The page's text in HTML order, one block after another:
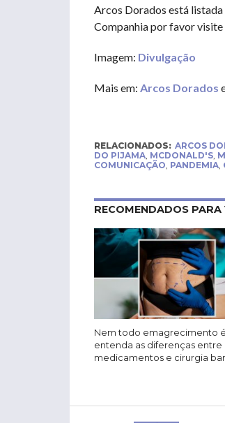
Arcos Dorados está listada
Companhia por favor visite
Imagem: Divulgação
Mais em: Arcos Dorados
RELACIONADOS: ARCOS
DO PIJAMA, MCDONALD'S,
COMUNICAÇÃO, PANDEMIA,
RECOMENDADOS PARA
Nem todo emagrecimento
entenda as diferenças entre
medicamentos e cirurgia